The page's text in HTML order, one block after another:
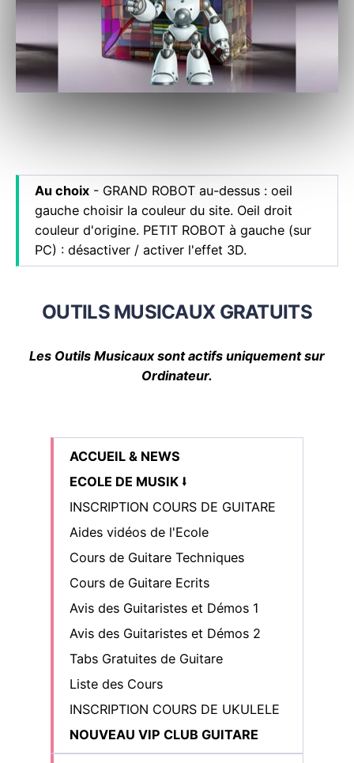
Au choix - GRAND ROBOT au-dessus : oeil
gauche choisir la couleur du site. Oeil droit
couleur d'origine. PETIT ROBOT à gauche (sur
PC) : désactiver / activer l'effet 3D.
OUTILS MUSICAUX GRATUITS
Les Outils Musicaux sont actifs uniquement sur
Ordinateur.
ACCUEIL & NEWS
ECOLE DE MUSIK ⭣
INSCRIPTION COURS DE GUITARE
Aides vidéos de l'Ecole
Cours de Guitare Techniques
Cours de Guitare Ecrits
Avis des Guitaristes et Démos 1
Avis des Guitaristes et Démos 2
Tabs Gratuites de Guitare
Liste des Cours
INSCRIPTION COURS DE UKULELE
NOUVEAU VIP CLUB GUITARE